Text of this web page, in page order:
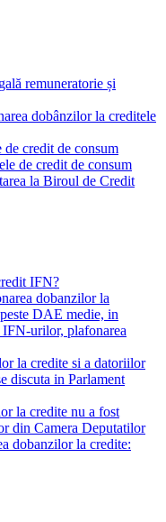
remuneratorie și
dobânzilor la creditele
credit de consum
de credit de consum
la Biroul de Credit
IFN?
dobanzilor la
DAE medie, in
urilor, plafonarea
la credite si a datoriilor
discuta in Parlament
la credite nu a fost
din Camera Deputatilor
dobanzilor la credite: